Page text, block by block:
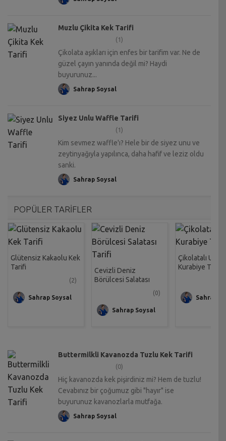
Muzlu Çikita Kek Tarifi
(1)
Çikolata aşıkları için enfes bir tarifim var. Ne de
güzel çayın yanında değil mi? Haydi
buyurunuz...
Sahrap Soysal
Siyez Unlu Waffle Tarifi
(1)
Kim sevmez waffle'ı? Hele bir de siyez unu ve
zeytinyağıyla yapılınca, daha hafif ve leziz oldu
sanki.
Sahrap Soysal
POPÜLER TARİFLER
Glütensiz Kakaolu Kek
Tarifi
(2)
Sahrap Soysal
Cevizli Deniz
Börülcesi Salatası
(0)
Sahrap Soysal
Çikolatalı
Kurabiye Tarifi
Sahrap
Buttermilkli Kavanozda Tuzlu Kek Tarifi
(0)
Hiç kavanozda kek pişirdiniz mi? Hem de tuzlu!
Cevabınız bir çoğumuz gibi "hayır" ise
buyurunuz kavanozlarla mutfağa.
Sahrap Soysal